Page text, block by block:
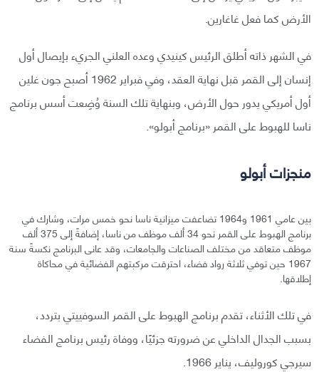
الأرض كما فعل غاغارين.
في الشهر ذاته أطلق الرئيس كينيدي وعده العلني الجريء بإيصال أول
إنسان إلى القمر قبل نهاية العقد، وفي فبراير 1962 أصبح جون غلين
أول أمريكي يدور حول الأرض، وبنهاية تلك السنة وُضِعت أسس برنامج
ناسا للهبوط على القمر «برنامج أبولو».
منجزات أبولو
بين عامي 1961 و1964 تضاعفت ميزانية ناسا نحو خمس مرات، وشارك في
برنامج الهبوط على القمر نحو 34 ألف موظف من ناسا، إضافةً إلى 375 ألف
موظف متعاقد من مختلف الصناعات والجامعات، وقد عانى البرنامج نكسةً سنة
1967 حين توفي ثلاثة رواد فضاء، احترقت مركبتهم الفضائية في محاكاة
إطلاقها.
في تلك الأثناء، تقدم برنامج الهبوط على القمر السوفييتي بتردد،
بسبب الجدال الداخلي عن ضرورته جزئيًا، ووفاة رئيس برنامج الفضاء
سيرجي كوروليف، يناير 1966.